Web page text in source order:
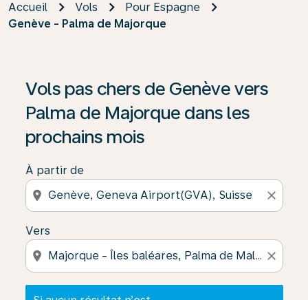
Accueil Vols
Pour Espagne
Genève - Palma de Majorque
Vols pas chers de Genève vers
Palma de Majorque dans les
prochains mois
À partir de
location_on close
Vers
location_on close
Si aucun résultat n’est disponible, cliquez sur «